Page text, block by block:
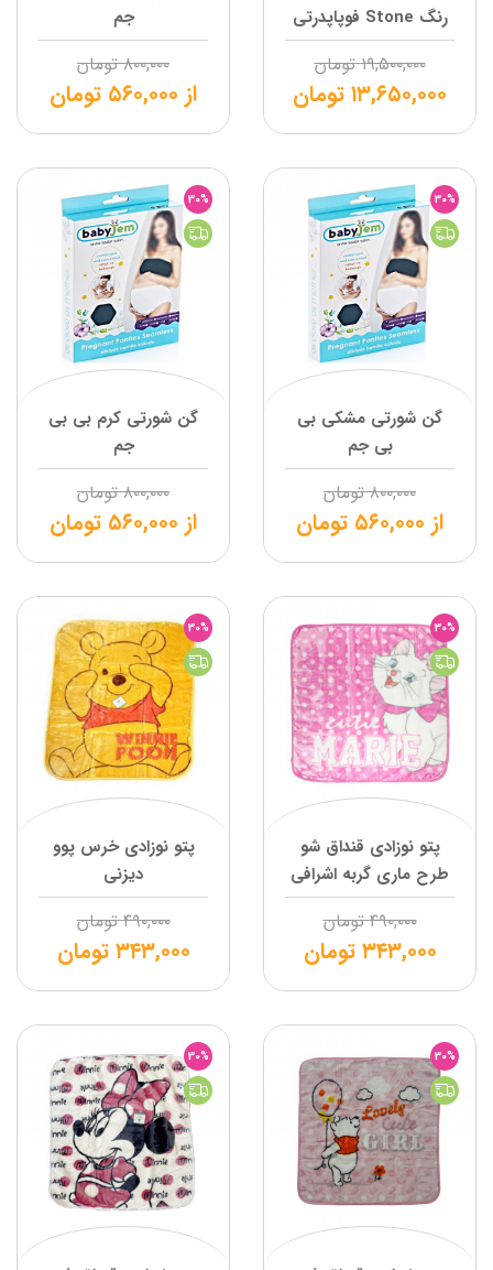
رنگ Stone فوپاپدرتی
۱۹,۵۰۰,۰۰۰ تومان
۱۳,۶۵۰,۰۰۰تومان
جم
۸۰۰,۰۰۰ تومان
از ۵۶۰,۰۰۰ تومان
30%
گن شورتی مشکی بی
بی جم
۸۰۰,۰۰۰ تومان
از ۵۶۰,۰۰۰ تومان
30%
گن شورتی کرم بی بی
جم
۸۰۰,۰۰۰ تومان
از ۵۶۰,۰۰۰ تومان
30%
پتو نوزادی قنداق شو
طرح ماری گربه اشرافی
دیزنی
۴۹۰,۰۰۰ تومان
۳۴۳,۰۰۰ تومان
30%
پتو نوزادی خرس پوو
دیزنی
۴۹۰,۰۰۰ تومان
۳۴۳,۰۰۰ تومان
30%
30%